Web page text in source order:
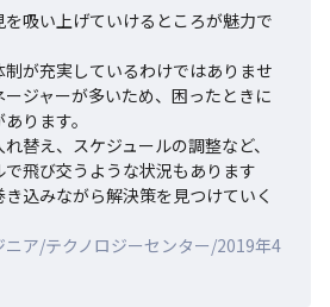
吸い上げていけるところが魅力で
が充実しているわけではありませ
ジャーが多いため、困ったときに
ります。
替え、スケジュールの調整など、
飛び交うような状況もあります
込みながら解決策を見つけていく
ア/テクノロジーセンター/2019年4